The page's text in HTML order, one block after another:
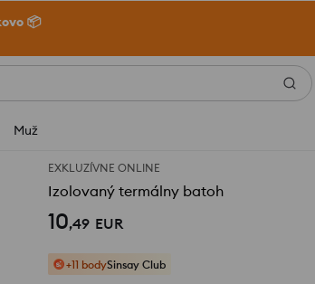
📦
Muž
EXKLUZÍVNE ONLINE
Izolovaný termálny batoh
10,49 EUR
+11 bodySinsay Club